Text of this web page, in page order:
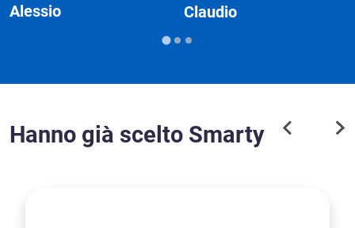
Alessio Claudio
Hanno già scelto Smarty